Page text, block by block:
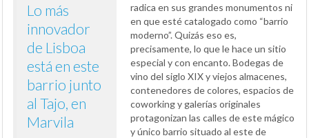
Lo más
innovador
de Lisboa
está en este
barrio junto
al Tajo, en
Marvila
radica en sus grandes monumentos ni
en que esté catalogado como “barrio
moderno”. Quizás eso es,
precisamente, lo que le hace un sitio
especial y con encanto. Bodegas de
vino del siglo XIX y viejos almacenes,
contenedores de colores, espacios de
coworking y galerías originales
protagonizan las calles de este mágico
y único barrio situado al este de